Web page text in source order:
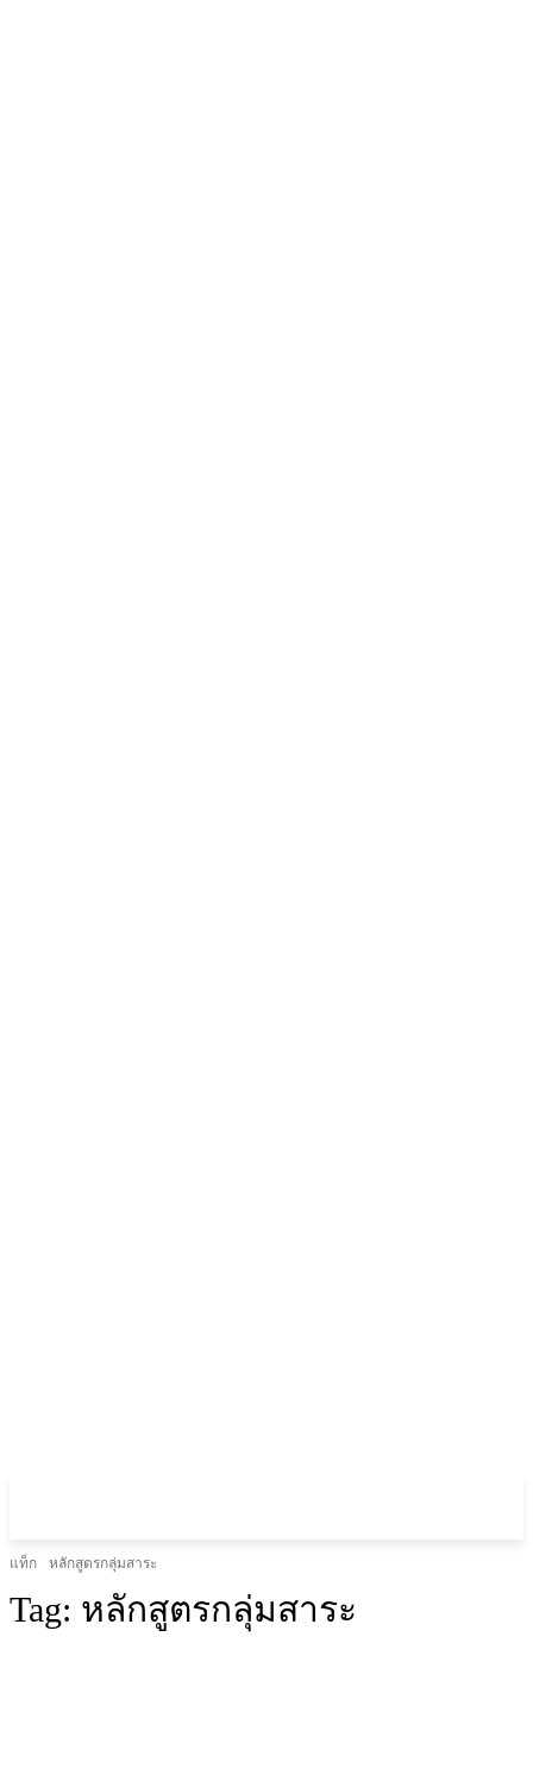
แท็ก หลักสูตรกลุ่มสาระ
Tag: หลักสูตรกลุ่มสาระ